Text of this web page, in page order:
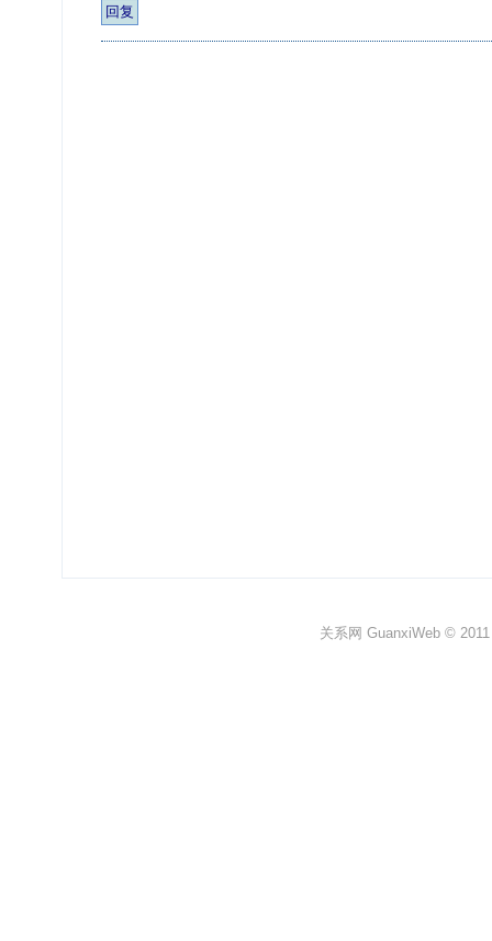
关系网 GuanxiWeb ©